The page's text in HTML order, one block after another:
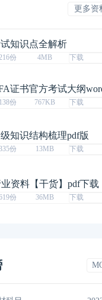
更多资
知识点全解析
份 4MB 下载
证书官方考试大纲
份 767KB 下载
知识结构梳理pdf版
份 13MB 下载
资料【干货】pdf下载
份 36MB 下载